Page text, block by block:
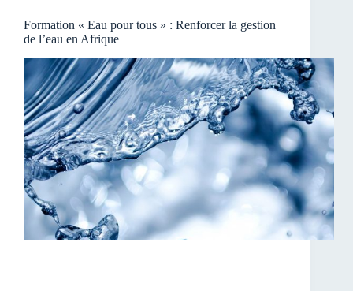
Formation « Eau pour tous » : Renforcer la gestion
de l’eau en Afrique